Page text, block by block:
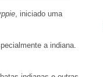
, iniciado uma
a indiana.